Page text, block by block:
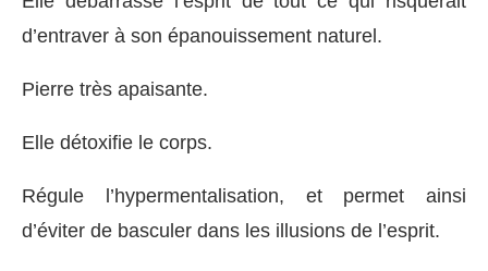
d’entraver à son épanouissement naturel.
Pierre très apaisante.
Elle détoxifie le corps.
Régule l’hypermentalisation, et permet ainsi
d’éviter de basculer dans les illusions de l’esprit.